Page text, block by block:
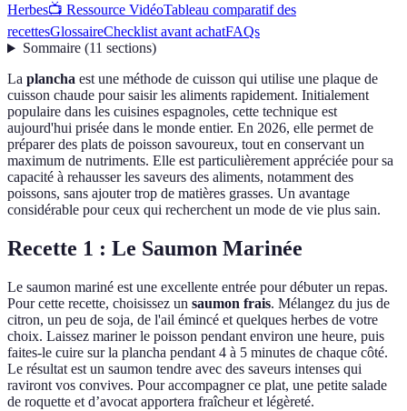
Herbes📺 Ressource VidéoTableau comparatif des
recettesGlossaireChecklist avant achatFAQs
Sommaire(11 sections)
La plancha est une méthode de cuisson qui utilise une plaque de
cuisson chaude pour saisir les aliments rapidement. Initialement
populaire dans les cuisines espagnoles, cette technique est
aujourd'hui prisée dans le monde entier. En 2026, elle permet de
préparer des plats de poisson savoureux, tout en conservant un
maximum de nutriments. Elle est particulièrement appréciée pour sa
capacité à rehausser les saveurs des aliments, notamment des
poissons, sans ajouter trop de matières grasses. Un avantage
considérable pour ceux qui recherchent un mode de vie plus sain.
Recette 1 : Le Saumon Marinée
Le saumon mariné est une excellente entrée pour débuter un repas.
Pour cette recette, choisissez un saumon frais. Mélangez du jus de
citron, un peu de soja, de l'ail émincé et quelques herbes de votre
choix. Laissez mariner le poisson pendant environ une heure, puis
faites-le cuire sur la plancha pendant 4 à 5 minutes de chaque côté.
Le résultat est un saumon tendre avec des saveurs intenses qui
raviront vos convives. Pour accompagner ce plat, une petite salade
de roquette et d’avocat apportera fraîcheur et légèreté.